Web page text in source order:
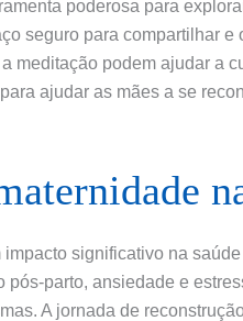
poderosa para
seguro para compartilhar
meditação podem ajudar a
ajudar as mães a se
significativo na
pós-parto, ansiedade e
A jornada de